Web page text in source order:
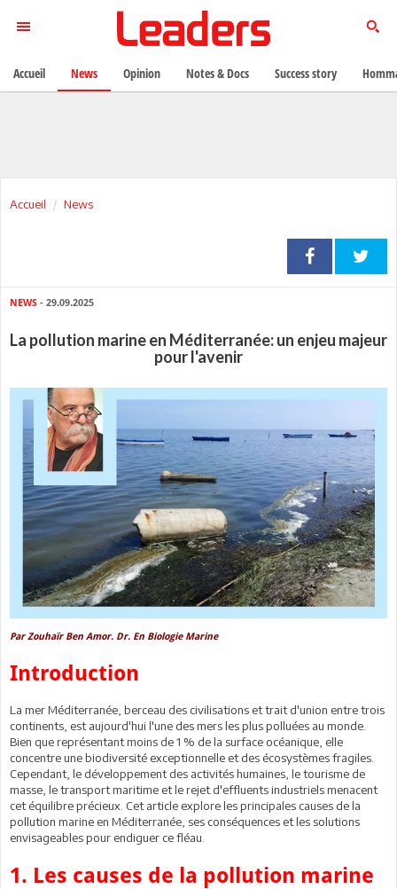
Accueil News
NEWS - 29.09.2025
La pollution marine en Méditerranée: un enjeu majeur
pour l'avenir
Par Zouhaïr Ben Amor. Dr. En Biologie Marine
Introduction
La mer Méditerranée, berceau des civilisations et trait d'union entre trois
continents, est aujourd'hui l'une des mers les plus polluées au monde.
Bien que représentant moins de 1 % de la surface océanique, elle
concentre une biodiversité exceptionnelle et des écosystèmes fragiles.
Cependant, le développement des activités humaines, le tourisme de
masse, le transport maritime et le rejet d'effluents industriels menacent
cet équilibre précieux. Cet article explore les principales causes de la
pollution marine en Méditerranée, ses conséquences et les solutions
envisageables pour endiguer ce fléau.
1. Les causes de la pollution marine
Accueil News Opinion Notes & Docs Success story